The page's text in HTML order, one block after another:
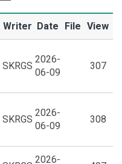
Writer Date File View
SKRGS
2026-
06-09
307
SKRGS
2026-
06-09
308
2026-